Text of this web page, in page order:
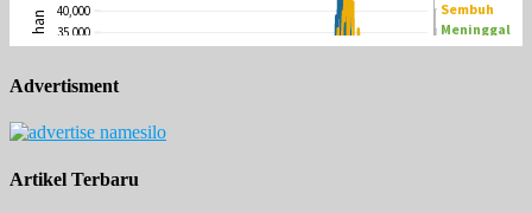
Advertisment
Artikel Terbaru